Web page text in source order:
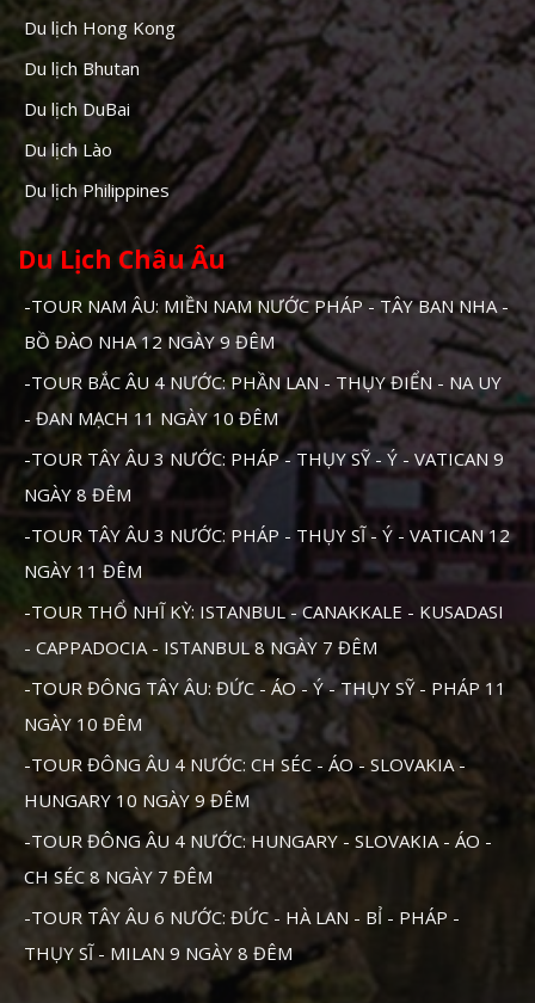
Du lịch Hong Kong
Du lịch Bhutan
Du lịch DuBai
Du lịch Lào
Du lịch Philippines
Du Lịch Châu Âu
-TOUR NAM ÂU: MIỀN NAM NƯỚC PHÁP - TÂY BAN NHA -
BỒ ĐÀO NHA 12 NGÀY 9 ĐÊM
-TOUR BẮC ÂU 4 NƯỚC: PHẦN LAN - THỤY ĐIỂN - NA UY
- ĐAN MẠCH 11 NGÀY 10 ĐÊM
-TOUR TÂY ÂU 3 NƯỚC: PHÁP - THỤY SỸ - Ý - VATICAN 9
NGÀY 8 ĐÊM
-TOUR TÂY ÂU 3 NƯỚC: PHÁP - THỤY SĨ - Ý - VATICAN 12
NGÀY 11 ĐÊM
-TOUR THỔ NHĨ KỲ: ISTANBUL - CANAKKALE - KUSADASI
- CAPPADOCIA - ISTANBUL 8 NGÀY 7 ĐÊM
-TOUR ĐÔNG TÂY ÂU: ĐỨC - ÁO - Ý - THỤY SỸ - PHÁP 11
NGÀY 10 ĐÊM
-TOUR ĐÔNG ÂU 4 NƯỚC: CH SÉC - ÁO - SLOVAKIA -
HUNGARY 10 NGÀY 9 ĐÊM
-TOUR ĐÔNG ÂU 4 NƯỚC: HUNGARY - SLOVAKIA - ÁO -
CH SÉC 8 NGÀY 7 ĐÊM
-TOUR TÂY ÂU 6 NƯỚC: ĐỨC - HÀ LAN - BỈ - PHÁP -
THỤY SĨ - MILAN 9 NGÀY 8 ĐÊM